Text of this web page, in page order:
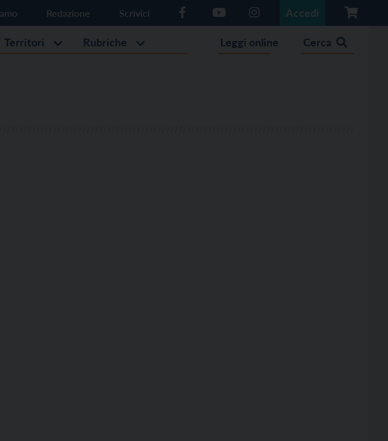
Redazione Scrivici Accedi
Territori Rubriche Leggi online Cerca